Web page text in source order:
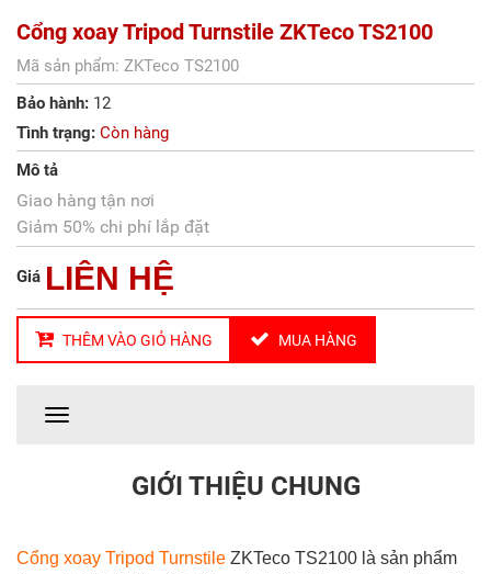
Cổng xoay Tripod Turnstile ZKTeco TS2100
Mã sản phẩm: ZKTeco TS2100
Bảo hành: 12
Tình trạng: Còn hàng
Mô tả
Giao hàng tận nơi
Giảm 50% chi phí lắp đặt
Giá LIÊN HỆ
THÊM VÀO GIỎ HÀNG MUA HÀNG
GIỚI THIỆU CHUNG
Cổng xoay Tripod Turnstile ZKTeco TS2100 là sản phẩm